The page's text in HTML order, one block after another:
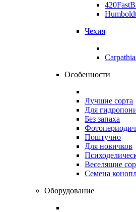
Чехия
Особенности
Лучшие сорта
Для
Без запаха
Поштучно
Для новичков
Веселящие
Семена
Оборудование